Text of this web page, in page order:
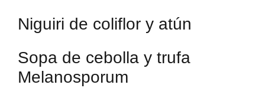
Niguiri de coliflor y atún
Sopa de cebolla y trufa
Melanosporum